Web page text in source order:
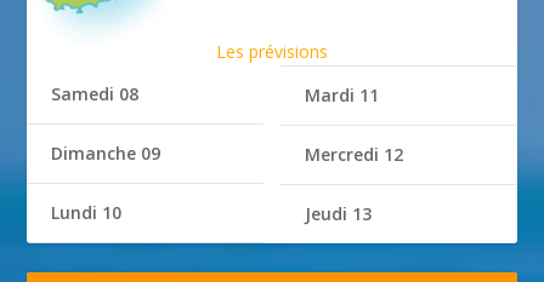
Les prévisions
Samedi 08
Dimanche 09
Lundi 10
Mardi 11
Mercredi 12
Jeudi 13